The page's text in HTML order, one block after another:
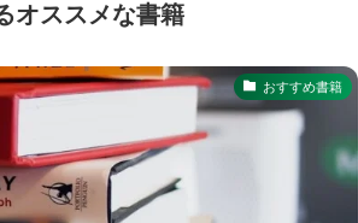
オススメな書籍
おすすめ書籍